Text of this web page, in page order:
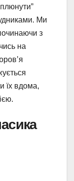
Ми
з
на
їх вдома,